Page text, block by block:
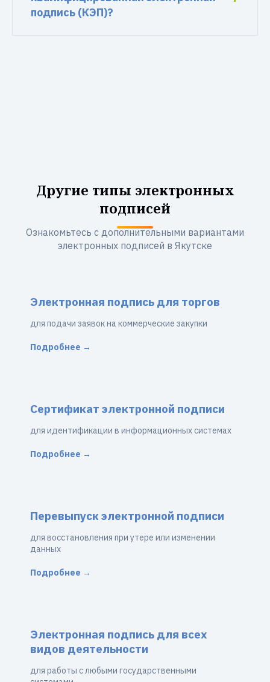
подпись (КЭП)?
Другие типы электронных
подписей
Ознакомьтесь с дополнительными вариантами
электронных подписей в Якутске
Электронная подпись для торгов
для подачи заявок на коммерческие закупки
Подробнее →
Сертификат электронной подписи
для идентификации в информационных системах
Подробнее →
Перевыпуск электронной подписи
для восстановления при утере или изменении
данных
Подробнее →
Электронная подпись для всех
видов деятельности
для работы с любыми государственными